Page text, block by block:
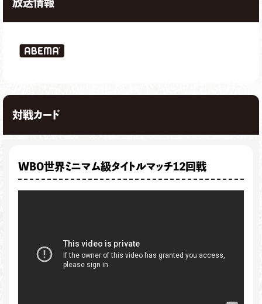
放送情報
対戦カード
WBO世界ミニマム級タイトルマッチ12回戦